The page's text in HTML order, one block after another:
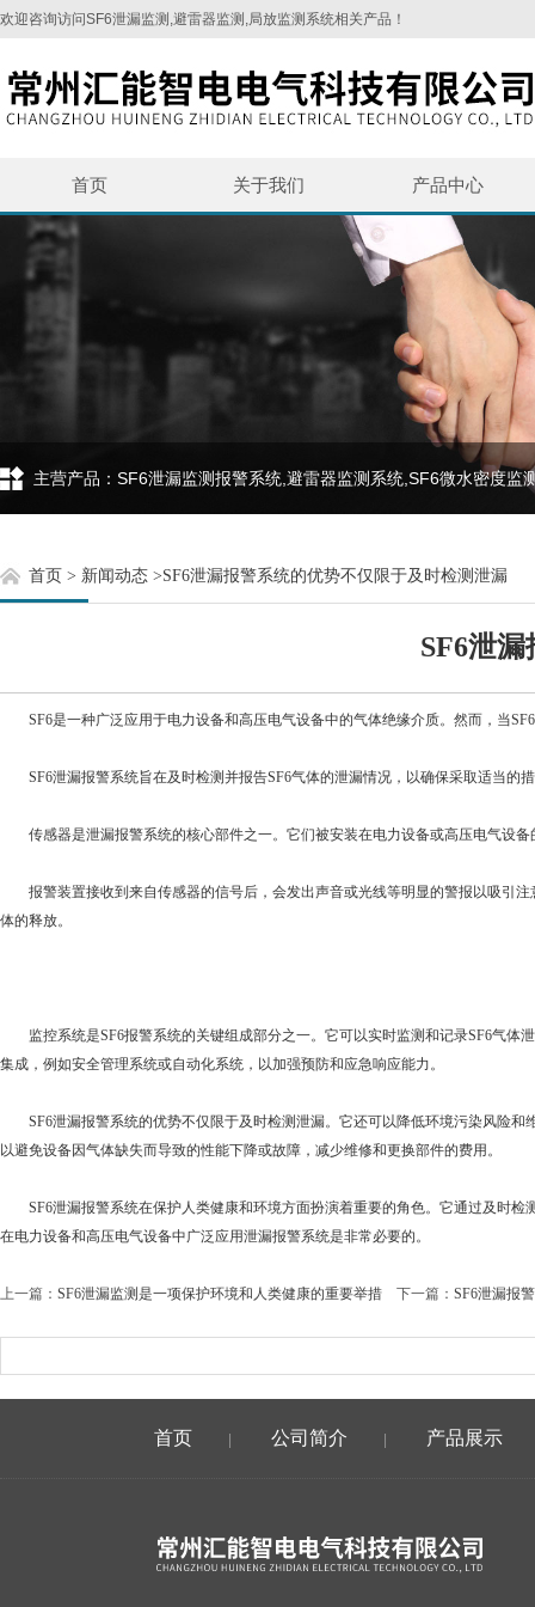
欢迎咨询访问SF6泄漏监测,避雷器监测,局放监测系统相关产品！
首页 关于我们 产品中心
首页 > 新闻动态 >SF6泄漏报警系统的优势不仅限于及时检测泄漏
SF6泄
SF6是一种广泛应用于电力设备和高压电气设备中的气体绝缘介质。然而，当
SF6泄漏报警系统旨在及时检测并报告SF6气体的泄漏情况，以确保采取适当的
传感器是泄漏报警系统的核心部件之一。它们被安装在电力设备或高压电气设备
报警装置接收到来自传感器的信号后，会发出声音或光线等明显的警报以吸引注
体的释放。
监控系统是SF6报警系统的关键组成部分之一。它可以实时监测和记录SF6气体
集成，例如安全管理系统或自动化系统，以加强预防和应急响应能力。
SF6泄漏报警系统的优势不仅限于及时检测泄漏。它还可以降低环境污染风险和
以避免设备因气体缺失而导致的性能下降或故障，减少维修和更换部件的费用。
SF6泄漏报警系统在保护人类健康和环境方面扮演着重要的角色。它通过及时检
在电力设备和高压电气设备中广泛应用泄漏报警系统是非常必要的。
上一篇： SF6泄漏监测是一项保护环境和人类健康的重要举措 下一篇： SF6泄漏报
首页 公司简介 产品展示